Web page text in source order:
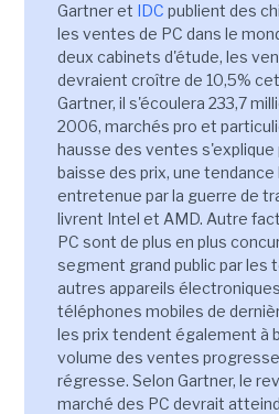
Gartner et IDC publient des
les ventes de PC dans le
deux cabinets d'étude, les
devraient croître de 10,5%
Gartner, il s'écoulera 233,7
2006, marchés pro et
hausse des ventes s'explique
baisse des prix, une
entretenue par la guerre de
livrent Intel et AMD. Autre
PC sont de plus en plus
segment grand public par les
autres appareils
téléphones mobiles de
les prix tendent également à
volume des ventes
régresse. Selon Gartner, le
marché des PC devrait